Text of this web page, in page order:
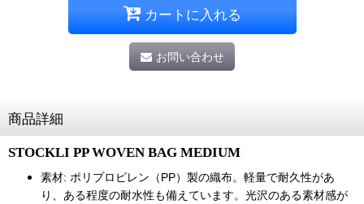
カートに入れる
お問い合わせ
商品詳細
STOCKLI PP WOVEN BAG MEDIUM
素材: ポリプロピレン（PP）製の織布。軽量で耐久性があ
り、ある程度の耐水性も備えています。光沢のある素材感が